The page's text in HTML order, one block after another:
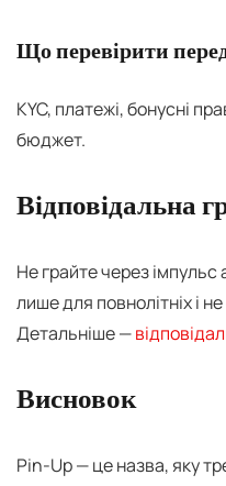
Що перевірити
KYC, платежі, бонусні
бюджет.
Відповідальна
Не грайте через імпульс
лише для повнолітніх і
Детальніше —
Висновок
Pin-Up — це назва, яку